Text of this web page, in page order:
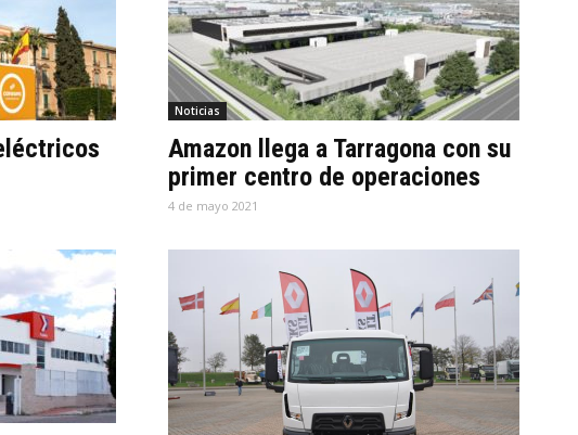
Noticias
Amazon llega a Tarragona con su
primer centro de operaciones
4 de mayo 2021